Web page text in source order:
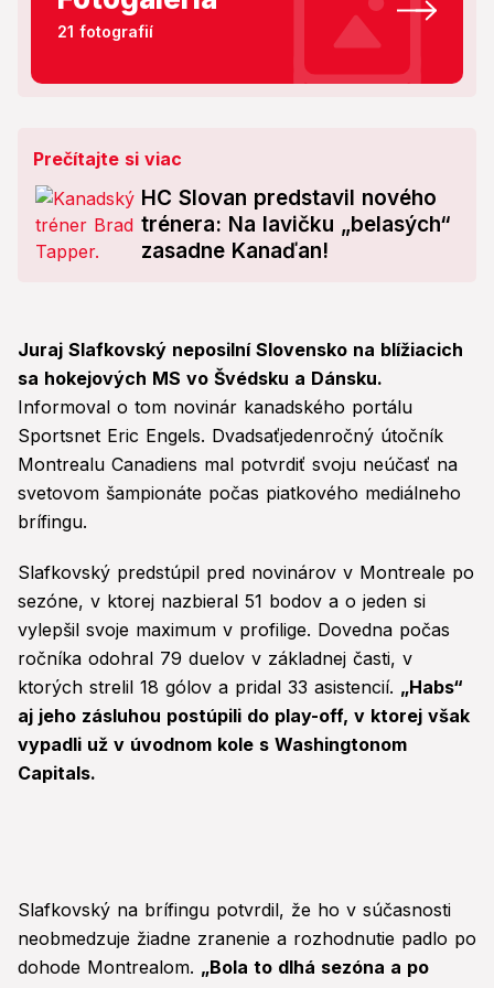
21 fotografií
Prečítajte si viac
HC Slovan predstavil nového
trénera: Na lavičku „belasých“
zasadne Kanaďan!
Juraj Slafkovský neposilní Slovensko na blížiacich
sa hokejových MS vo Švédsku a Dánsku.
Informoval o tom novinár kanadského portálu
Sportsnet Eric Engels. Dvadsaťjedenročný útočník
Montrealu Canadiens mal potvrdiť svoju neúčasť na
svetovom šampionáte počas piatkového mediálneho
brífingu.
Slafkovský predstúpil pred novinárov v Montreale po
sezóne, v ktorej nazbieral 51 bodov a o jeden si
vylepšil svoje maximum v profilige. Dovedna počas
ročníka odohral 79 duelov v základnej časti, v
ktorých strelil 18 gólov a pridal 33 asistencií. „Habs“
aj jeho zásluhou postúpili do play-off, v ktorej však
vypadli už v úvodnom kole s Washingtonom
Capitals.
Slafkovský na brífingu potvrdil, že ho v súčasnosti
neobmedzuje žiadne zranenie a rozhodnutie padlo po
dohode Montrealom. „Bola to dlhá sezóna a po